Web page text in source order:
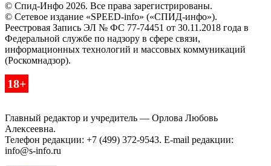
© Спид-Инфо 2026. Все права зарегистрированы.
© Сетевое издание «SPEED-info» («СПИД-инфо»).
Реестровая Запись ЭЛ № ФС 77-74451 от 30.11.2018 года в
Федеральной службе по надзору в сфере связи,
информационных технологий и массовых коммуникаций
(Роскомнадзор).
18+
Главный редактор и учредитель — Орлова Любовь
Алексеевна.
Телефон редакции: +7 (499) 372-9543. E-mail редакции:
info@s-info.ru